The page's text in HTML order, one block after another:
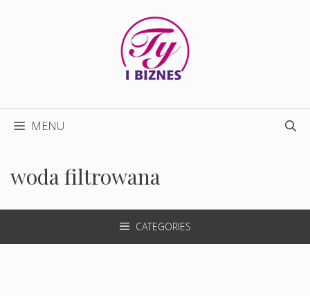
MENU
woda filtrowana
CATEGORIES